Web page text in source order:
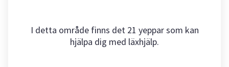
I detta område finns det 21 yeppar som kan
hjälpa dig med läxhjälp.